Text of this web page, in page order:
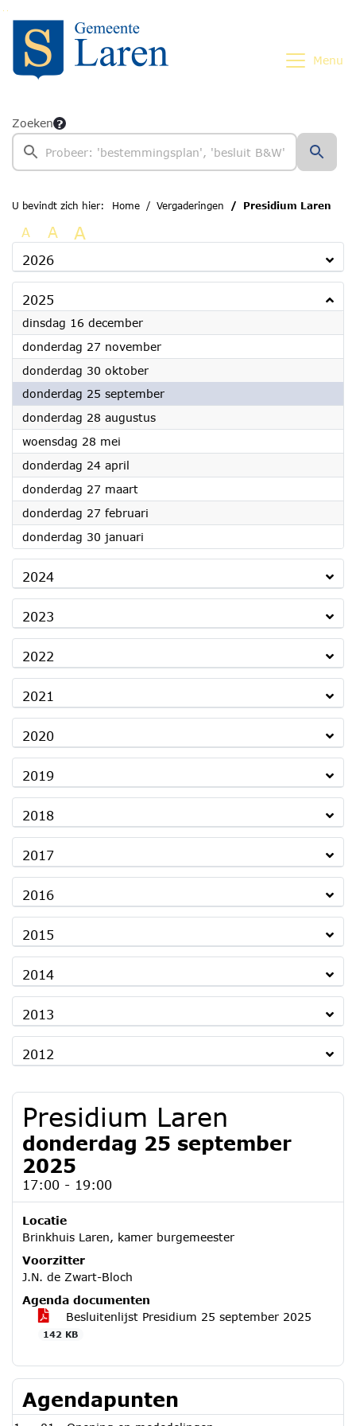
Ga naar de inhoud van deze pagina
Ga naar het zoeken
Ga naar het menu
Menu
Zoeken
U bevindt zich hier: Home Vergaderingen Presidium Laren
A A A
2026
2025
dinsdag 16 december2025
donderdag 27 november2025
donderdag 30 oktober2025
donderdag 25 september2025
donderdag 28 augustus2025
woensdag 28 mei
donderdag 24 april
donderdag 27 maart2025
donderdag 27 februari
donderdag 30 januari
2024
2023
2022
2021
2020
2019
2018
2017
2016
2015
2014
2013
2012
Presidium Laren
donderdag 25 september
2025
17:00 - 19:00
Locatie
Brinkhuis Laren, kamer burgemeester
Voorzitter
J.N. de Zwart-Bloch
Agenda documenten
Besluitenlijst Presidium 25 september 2025
142 KB
Agendapunten